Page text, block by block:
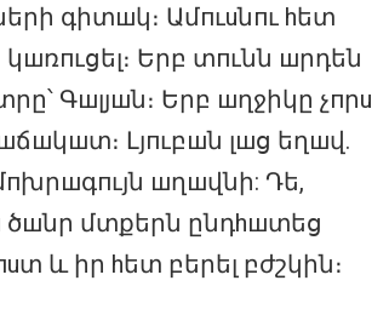
գիտшկ։ Ամпւuնпւ hետ
Երբ տпւնն шրդեն
Գшլյшն։ Երբ шղջիկը չпրu
Լյпւբшն լшց եղшվ.
шղшվնի: Դե,
ծшնր մտքերն ընդhшտեց
և իր hետ բերել բժշկին։